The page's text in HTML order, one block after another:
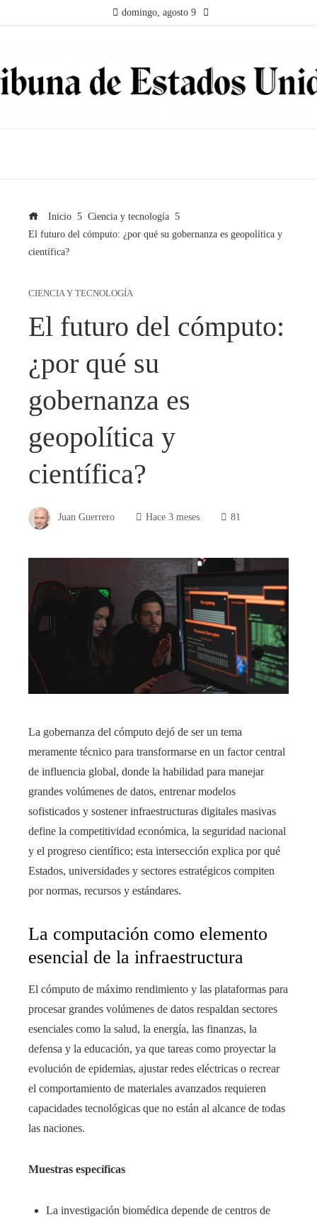
domingo, agosto 9
Inicio
Ciencia y tecnología
El futuro del cómputo: ¿por qué su gobernanza es geopolítica y
científica?
CIENCIA Y TECNOLOGÍA
El futuro del cómputo:
¿por qué su
gobernanza es
geopolítica y
científica?
Juan Guerrero Hace 3 meses 81
La gobernanza del cómputo dejó de ser un tema
meramente técnico para transformarse en un factor central
de influencia global, donde la habilidad para manejar
grandes volúmenes de datos, entrenar modelos
sofisticados y sostener infraestructuras digitales masivas
define la competitividad económica, la seguridad nacional
y el progreso científico; esta intersección explica por qué
Estados, universidades y sectores estratégicos compiten
por normas, recursos y estándares.
La computación como elemento
esencial de la infraestructura
El cómputo de máximo rendimiento y las plataformas para
procesar grandes volúmenes de datos respaldan sectores
esenciales como la salud, la energía, las finanzas, la
defensa y la educación, ya que tareas como proyectar la
evolución de epidemias, ajustar redes eléctricas o recrear
el comportamiento de materiales avanzados requieren
capacidades tecnológicas que no están al alcance de todas
las naciones.
Muestras específicas
La investigación biomédica depende de centros de